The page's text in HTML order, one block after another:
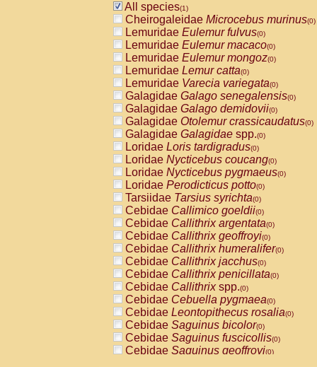
All species(1)
Cheirogaleidae Microcebus murinus(0)
Lemuridae Eulemur fulvus(0)
Lemuridae Eulemur macaco(0)
Lemuridae Eulemur mongoz(0)
Lemuridae Lemur catta(0)
Lemuridae Varecia variegata(0)
Galagidae Galago senegalensis(0)
Galagidae Galago demidovii(0)
Galagidae Otolemur crassicaudatus(0)
Galagidae Galagidae spp.(0)
Loridae Loris tardigradus(0)
Loridae Nycticebus coucang(0)
Loridae Nycticebus pygmaeus(0)
Loridae Perodicticus potto(0)
Tarsiidae Tarsius syrichta(0)
Cebidae Callimico goeldii(0)
Cebidae Callithrix argentata(0)
Cebidae Callithrix geoffroyi(0)
Cebidae Callithrix humeralifer(0)
Cebidae Callithrix jacchus(0)
Cebidae Callithrix penicillata(0)
Cebidae Callithrixspp.(0)
Cebidae Cebuella pygmaea(0)
Cebidae Leontopithecus rosalia(0)
Cebidae Saguinus bicolor(0)
Cebidae Saguinus fuscicollis(0)
Cebidae Saguinus geoffroyi(0)